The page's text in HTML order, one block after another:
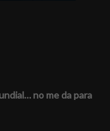
no me da para